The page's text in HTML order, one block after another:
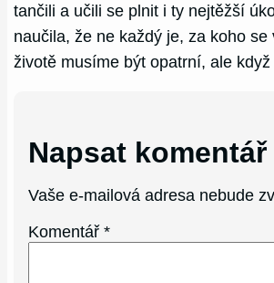
tančili a učili se plnit i ty nejtěžší
naučila, že ne každý je, za koho
životě musíme být opatrní, ale
Napsat komentář
Vaše e-mailová adresa nebude
Komentář*